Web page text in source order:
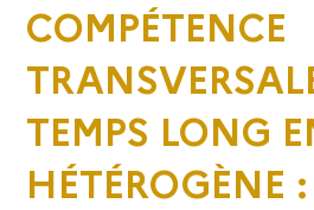
COMPÉTENCE
TEMPS LONG
HÉTÉROGÈNE